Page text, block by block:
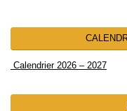
Calendrier 2026 – 2027